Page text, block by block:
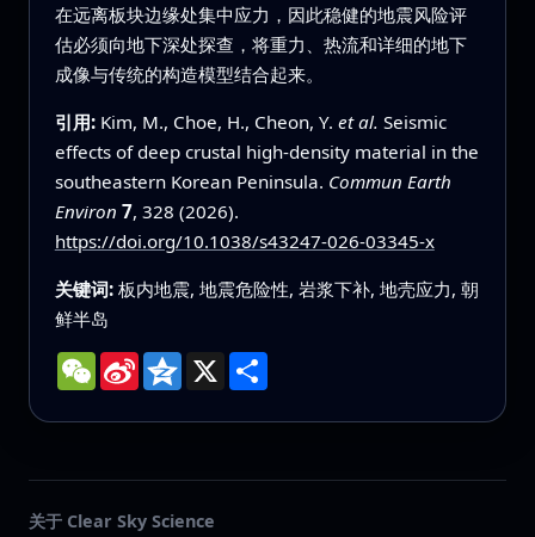
在远离板块边缘处集中应力，因此稳健的地震风险评
估必须向地下深处探查，将重力、热流和详细的地下
成像与传统的构造模型结合起来。
引用: Kim, M., Choe, H., Cheon, Y. et al. Seismic
effects of deep crustal high-density material in the
southeastern Korean Peninsula. Commun Earth
Environ 7, 328 (2026).
https://doi.org/10.1038/s43247-026-03345-x
关键词: 板内地震, 地震危险性, 岩浆下补, 地壳应力, 朝
鲜半岛
WeChat
Sina
Weibo
Qzone
X 分
享
关于 Clear Sky Science